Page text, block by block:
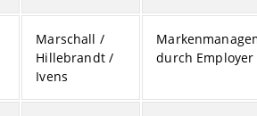
Marschall /
Hillebrandt /
Ivens
durch